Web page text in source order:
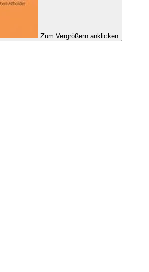
Zum Vergrößern anklicken